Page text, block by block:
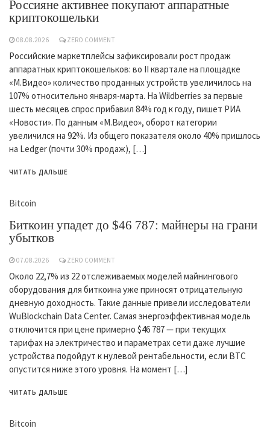
Россияне активнее покупают аппаратные
криптокошельки
08.08.2026 ZERO COMMENT
Российские маркетплейсы зафиксировали рост продаж
аппаратных криптокошельков: во II квартале на площадке
«М.Видео» количество проданных устройств увеличилось на
107% относительно января-марта. На Wildberries за первые
шесть месяцев спрос прибавил 84% год к году, пишет РИА
«Новости». По данным «М.Видео», оборот категории
увеличился на 92%. Из общего показателя около 40% пришлось
на Ledger (почти 30% продаж), […]
ЧИТАТЬ ДАЛЬШЕ
Bitcoin
Биткоин упадет до $46 787: майнеры на грани
убытков
07.08.2026 ZERO COMMENT
Около 22,7% из 22 отслеживаемых моделей майнингового
оборудования для биткоина уже приносят отрицательную
дневную доходность. Такие данные привели исследователи
WuBlockchain Data Center. Самая энергоэффективная модель
отключится при цене примерно $46 787 — при текущих
тарифах на электричество и параметрах сети даже лучшие
устройства подойдут к нулевой рентабельности, если BTC
опустится ниже этого уровня. На момент […]
ЧИТАТЬ ДАЛЬШЕ
Bitcoin